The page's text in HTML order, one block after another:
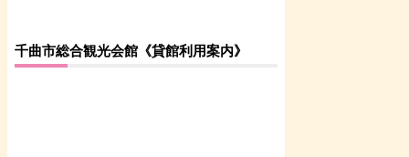
千曲市総合観光会館《貸館利用案内》